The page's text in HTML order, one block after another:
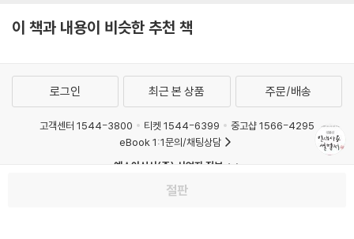
이 책과 내용이 비슷한 추천 책
절판
로그인 최근 본 상품 주문/배송
고객센터 1544-3800 티켓 1544-6399
중고샵 1566-4295
eBook 1:1문의/채팅상담
예스이십사(주) 사업자 정보
개인정보처리방침